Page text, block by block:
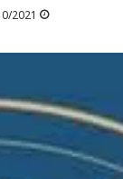
2021